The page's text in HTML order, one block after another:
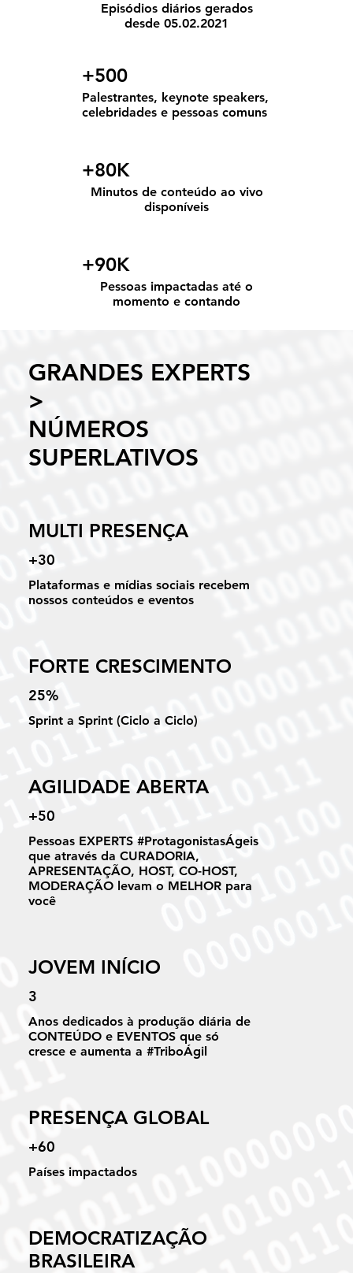
Episódios diários gerados
desde 05.02.2021
+500
Palestrantes, keynote speakers,
celebridades e pessoas comuns
+80K
Minutos de conteúdo ao vivo
disponíveis
+90K
Pessoas impactadas até o
momento e contando
GRANDES EXPERTS
>
NÚMEROS
SUPERLATIVOS
MULTI PRESENÇA
+30
Plataformas e mídias sociais recebem
nossos conteúdos e eventos
FORTE CRESCIMENTO
25%
Sprint a Sprint (Ciclo a Ciclo)
AGILIDADE ABERTA
+50
Pessoas EXPERTS #ProtagonistasÁgeis
que através da CURADORIA,
APRESENTAÇÃO, HOST, CO-HOST,
MODERAÇÃO levam o MELHOR para
você
JOVEM INÍCIO
3
Anos dedicados à produção diária de
CONTEÚDO e EVENTOS que só
cresce e aumenta a #TriboÁgil
PRESENÇA GLOBAL
+60
Países impactados
DEMOCRATIZAÇÃO
BRASILEIRA